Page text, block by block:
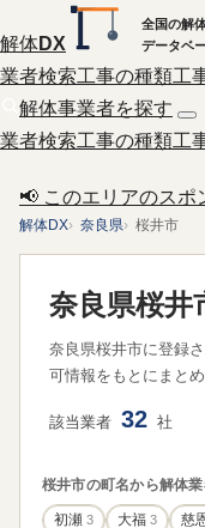
解体DX
全国の解
データベ
業者検索工事の種類工
解体事業者を探す
業者検索工事の種類工
📢 このエリアのスポ
解体DX 奈良県 桜井市
奈良県桜井
奈良県桜井市に登録
可情報をもとにまとめ
該当業者 32 社
桜井市の町名から解体
初瀬 3 大福 3 慈